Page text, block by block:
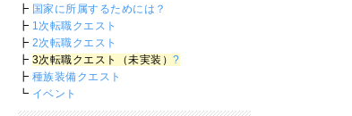
┣ 国家に所属するためには？
┣ 1次転職クエスト
┣ 2次転職クエスト
┣ 3次転職クエスト（未実装）?
┣ 種族装備クエスト
┗ イベント